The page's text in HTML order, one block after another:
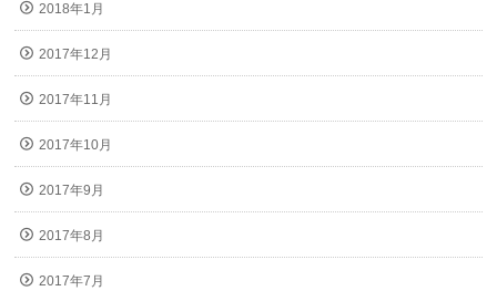
2018年1月
2017年12月
2017年11月
2017年10月
2017年9月
2017年8月
2017年7月